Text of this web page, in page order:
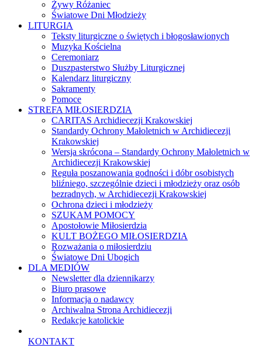
Żywy Różaniec
Światowe Dni Młodzieży
LITURGIA
Teksty liturgiczne o świętych i błogosławionych
Muzyka Kościelna
Ceremoniarz
Duszpasterstwo Służby Liturgicznej
Kalendarz liturgiczny
Sakramenty
Pomoce
STREFA MIŁOSIERDZIA
CARITAS Archidiecezji Krakowskiej
Standardy Ochrony Małoletnich w Archidiecezji
Krakowskiej
Wersja skrócona – Standardy Ochrony Małoletnich w
Archidiecezji Krakowskiej
Reguła poszanowania godności i dóbr osobistych
bliźniego, szczególnie dzieci i młodzieży oraz osób
bezradnych, w Archidiecezji Krakowskiej
Ochrona dzieci i młodzieży
SZUKAM POMOCY
Apostołowie Miłosierdzia
KULT BOŻEGO MIŁOSIERDZIA
Rozważania o miłosierdziu
Światowe Dni Ubogich
DLA MEDIÓW
Newsletter dla dziennikarzy
Biuro prasowe
Informacja o nadawcy
Archiwalna Strona Archidiecezji
Redakcje katolickie
KONTAKT